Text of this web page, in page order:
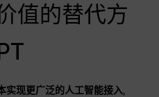
值的替代方
实现更广泛的人工智能接入